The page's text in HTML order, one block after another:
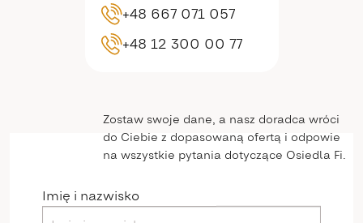
+48 667 071 057
+48 12 300 00 77
Zostaw swoje dane, a nasz doradca wróci
do Ciebie z dopasowaną ofertą i odpowie
na wszystkie pytania dotyczące Osiedla Fi.
Imię i nazwisko